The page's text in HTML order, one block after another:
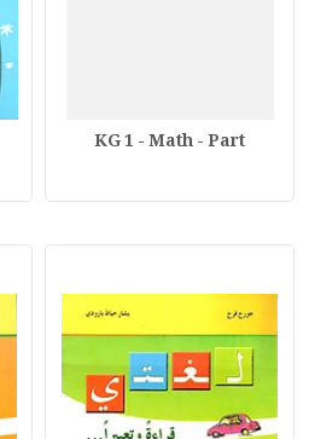
KG 1 - Math - Part